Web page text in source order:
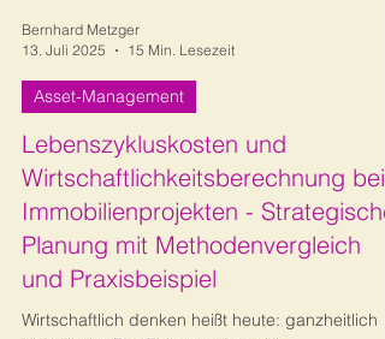
Bernhard Metzger
13. Juli 2025
15 Min. Lesezeit
Asset-Management
Lebenszykluskosten und
Wirtschaftlichkeitsberechnung bei
Immobilienprojekten - Strategische
Planung mit Methodenvergleich